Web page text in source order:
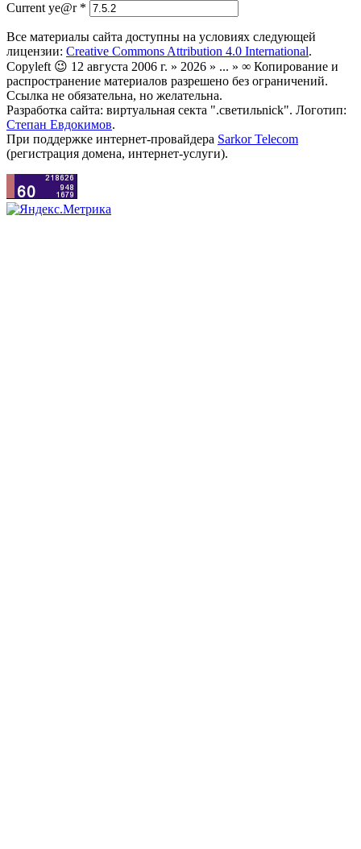
Current ye@r *
Все материалы сайта доступны на условиях следующей
лицензии: Creative Commons Attribution 4.0 International.
Copyleft 😉 12 августа 2006 г. » 2026 » ... » ∞ Копирование и
распространение материалов разрешено без ограничений.
Ссылка не обязательна, но желательна.
Разработка сайта: виртуальная секта ".светильnick". Логотип:
Степан Евдокимов.
При поддержке интернет-провайдера Sarkor Telecom
(регистрация домена, интернет-услуги).